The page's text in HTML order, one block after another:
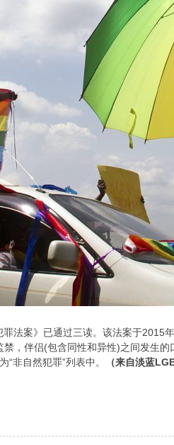
法案》已通过三读。该法案于2015
，伴侣(包含同性和异性)之间发生
非自然犯罪”列表中。
（来自淡蓝